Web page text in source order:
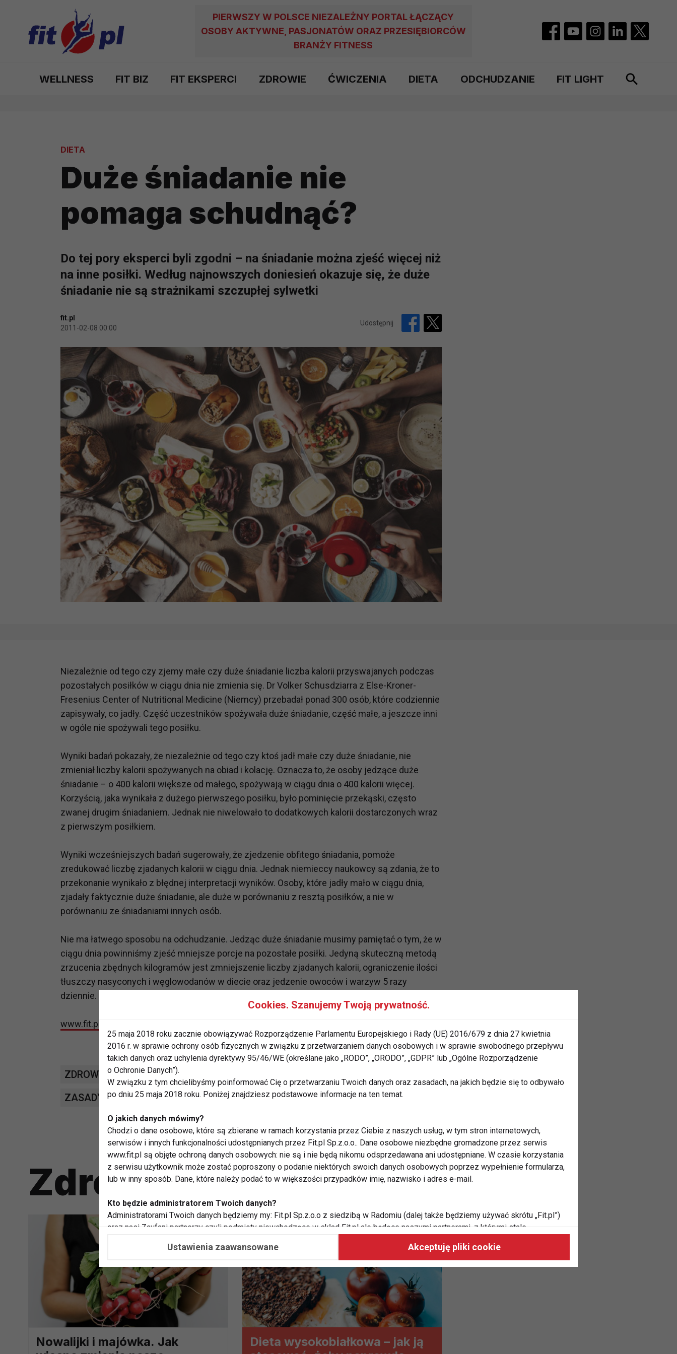
PIERWSZY W POLSCE NIEZALEŻNY PORTAL ŁĄCZĄCY
OSOBY AKTYWNE, PASJONATÓW ORAZ PRZESIĘBIORCÓW
BRANŻY FITNESS
WELLNESS FIT BIZ FIT EKSPERCI ZDROWIE ĆWICZENIA DIETA ODCHUDZANIE FIT LIGHT
DIETA
Duże śniadanie nie
pomaga schudnąć?
Do tej pory eksperci byli zgodni – na śniadanie można zjeść więcej niż
na inne posiłki. Według najnowszych doniesień okazuje się, że duże
śniadanie nie są strażnikami szczupłej sylwetki
fit.pl
2011-02-08 00:00
Udostępnij
Niezależnie od tego czy zjemy małe czy duże śniadanie liczba kalorii przyswajanych podczas
pozostałych posiłków w ciągu dnia nie zmienia się. Dr Volker Schusdziarra z Else-Kroner-
Fresenius Center of Nutritional Medicine (Niemcy) przebadał ponad 300 osób, które codziennie
zapisywały, co jadły. Część uczestników spożywała duże śniadanie, część małe, a jeszcze inni
w ogóle nie spożywali tego posiłku.
Wyniki badań pokazały, że niezależnie od tego czy ktoś jadł małe czy duże śniadanie, nie
zmieniał liczby kalorii spożywanych na obiad i kolację. Oznacza to, że osoby jedzące duże
śniadanie – o 400 kalorii większe od małego, spożywają w ciągu dnia o 400 kalorii więcej.
Korzyścią, jaka wynikała z dużego pierwszego posiłku, było pominięcie przekąski, często
zwanej drugim śniadaniem. Jednak nie niwelowało to dodatkowych kalorii dostarczonych wraz
z pierwszym posiłkiem.
Wyniki wcześniejszych badań sugerowały, że zjedzenie obfitego śniadania, pomoże
zredukować liczbę zjadanych kalorii w ciągu dnia. Jednak niemieccy naukowcy są zdania, że to
przekonanie wynikało z błędnej interpretacji wyników. Osoby, które jadły mało w ciągu dnia,
zjadały faktycznie duże śniadanie, ale duże w porównaniu z resztą posiłków, a nie w
porównaniu ze śniadaniami innych osób.
Nie ma łatwego sposobu na odchudzanie. Jedząc duże śniadanie musimy pamiętać o tym, że w
ciągu dnia powinniśmy zjeść mniejsze porcje na pozostałe posiłki. Jedyną skuteczną metodą
zrzucenia zbędnych kilogramów jest zmniejszenie liczby zjadanych kalorii, ograniczenie ilości
tłuszczy nasyconych i węglowodanów w diecie oraz jedzenie owoców i warzyw 5 razy
dziennie.
www.fit.pl
ZDROWA DIETA DIETETYKA
ZASADY ODCHUDZANIA
DIETA
Zdrowa dieta
Nowalijki i majówka. Jak
Dieta wysokobiałkowa – jak ją
Cookies. Szanujemy Twoją prywatność.
25 maja 2018 roku zacznie obowiązywać Rozporządzenie Parlamentu Europejskiego i Rady (UE) 2016/679 z dnia 27 kwietnia
2016 r. w sprawie ochrony osób fizycznych w związku z przetwarzaniem danych osobowych i w sprawie swobodnego przepływu
takich danych oraz uchylenia dyrektywy 95/46/WE (określane jako „RODO”, „ORODO”, „GDPR” lub „Ogólne Rozporządzenie
o Ochronie Danych”).
W związku z tym chcielibyśmy poinformować Cię o przetwarzaniu Twoich danych oraz zasadach, na jakich będzie się to odbywało
po dniu 25 maja 2018 roku. Poniżej znajdziesz podstawowe informacje na ten temat.
O jakich danych mówimy?
Chodzi o dane osobowe, które są zbierane w ramach korzystania przez Ciebie z naszych usług, w tym stron internetowych,
serwisów i innych funkcjonalności udostępnianych przez Fit.pl Sp.z.o.o.. Dane osobowe niezbędne gromadzone przez serwis
www.fit.pl są objęte ochroną danych osobowych: nie są i nie będą nikomu odsprzedawana ani udostępniane. W czasie korzystania
z serwisu użytkownik może zostać poproszony o podanie niektórych swoich danych osobowych poprzez wypełnienie formularza,
lub w inny sposób. Dane, które należy podać to w większości przypadków imię, nazwisko i adres e-mail.
Kto będzie administratorem Twoich danych?
Administratorami Twoich danych będziemy my: Fit.pl Sp.z.o.o z siedzibą w Radomiu (dalej także będziemy używać skrótu „Fit.pl”)
oraz nasi Zaufani partnerzy czyli podmioty niewchodzące w skład Fit.pl ale będące naszymi partnerami, z którymi stale
potrzeb i zainteresowań.
Dlaczego chcemy przetwarzać Twoje dane?
Przetwarzamy te dane w celach, aby:
dopasować treści stron i ich tematykę, w tym tematykę ukazujących się tam materiałów do Twoich zainteresowań oraz do
przeprowadzania konkursów z nagrodami,
zapewnić Ci większe bezpieczeństwo usług, w tym aby wykryć ewentualne boty, oszustwa czy nadużycia,
pokazywać Ci reklamy dopasowane do Twoich potrzeb i zainteresowań,
dokonywać pomiarów, które pozwalają nam udoskonalać nasze usługi i sprawić, że będą maksymalnie odpowiadać Twoim
Ustawienia zaawansowane Akceptuję pliki cookie